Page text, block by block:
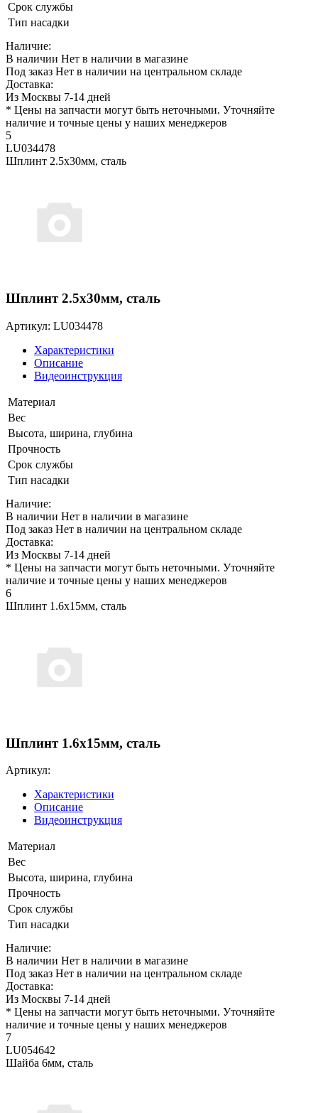
Срок службы
Тип насадки
Наличие:
В наличии Нет в наличии в магазине
Под заказ Нет в наличии на центральном складе
Доставка:
Из Москвы 7-14 дней
* Цены на запчасти могут быть неточными. Уточняйте
наличие и точные цены у наших менеджеров
5
LU034478
Шплинт 2.5х30мм, сталь
Шплинт 2.5х30мм, сталь
Артикул: LU034478
Характеристики
Описание
Видеоинструкция
Материал
Вес
Высота, ширина, глубина
Прочность
Срок службы
Тип насадки
Наличие:
В наличии Нет в наличии в магазине
Под заказ Нет в наличии на центральном складе
Доставка:
Из Москвы 7-14 дней
* Цены на запчасти могут быть неточными. Уточняйте
наличие и точные цены у наших менеджеров
6
Шплинт 1.6х15мм, сталь
Шплинт 1.6х15мм, сталь
Артикул:
Характеристики
Описание
Видеоинструкция
Материал
Вес
Высота, ширина, глубина
Прочность
Срок службы
Тип насадки
Наличие:
В наличии Нет в наличии в магазине
Под заказ Нет в наличии на центральном складе
Доставка:
Из Москвы 7-14 дней
* Цены на запчасти могут быть неточными. Уточняйте
наличие и точные цены у наших менеджеров
7
LU054642
Шайба 6мм, сталь